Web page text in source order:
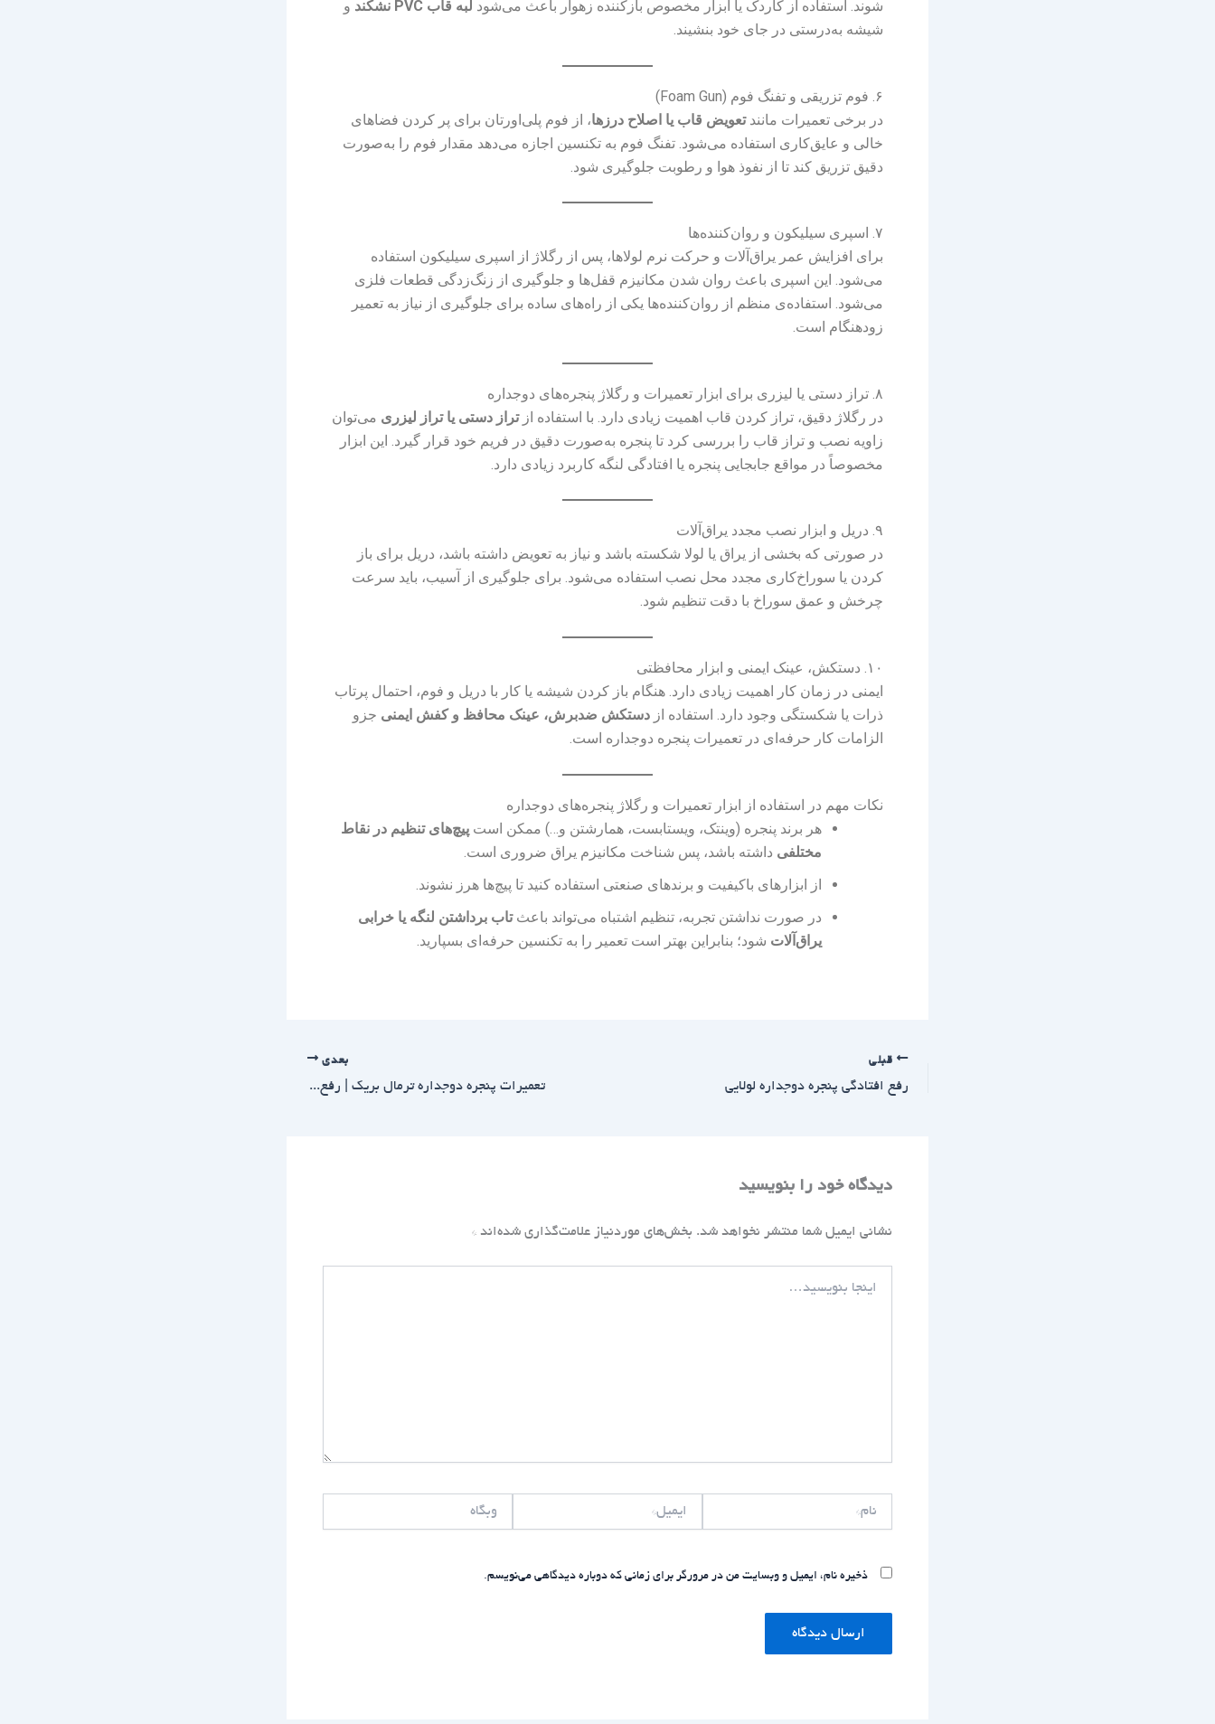
شوند. استفاده از کاردک یا ابزار مخصوص بازکننده زهوار باعث می‌شود لبه قاب PVC نشکند
و
شیشه به‌درستی در جای خود بنشیند.
۶. فوم تزریقی و تفنگ فوم (Foam Gun)
در برخی تعمیرات مانندتعویض قاب یا اصلاح درزها، از فوم پلی‌اورتان برای پر کردن فضاهای
خالی و عایق‌کاری استفاده می‌شود. تفنگ فوم به تکنسین اجازه می‌دهد مقدار فوم را به‌صورت
دقیق تزریق کند تا از نفوذ هوا و رطوبت جلوگیری شود.
۷. اسپری سیلیکون و روان‌کننده‌ها
برای افزایش عمر یراق‌آلات و حرکت نرم لولاها، پس از رگلاژ از اسپری سیلیکون استفاده
می‌شود. این اسپری باعث روان شدن مکانیزم قفل‌ها و جلوگیری از زنگ‌زدگی قطعات فلزی
می‌شود. استفاده‌ی منظم از روان‌کننده‌ها یکی از راه‌های ساده برای جلوگیری از نیاز به تعمیر
زودهنگام است.
۸. تراز دستی یا لیزری برای ابزار تعمیرات و رگلاژ پنجره‌های دوجداره
در رگلاژ دقیق، تراز کردن قاب اهمیت زیادی دارد. با استفاده ازتراز دستی یا تراز لیزری می‌توان
زاویه نصب و تراز قاب را بررسی کرد تا پنجره به‌صورت دقیق در فریم خود قرار گیرد. این ابزار
مخصوصاً در مواقع جابجایی پنجره یا افتادگی لنگه کاربرد زیادی دارد.
۹. دریل و ابزار نصب مجدد یراق‌آلات
در صورتی که بخشی از یراق یا لولا شکسته باشد و نیاز به تعویض داشته باشد، دریل برای باز
کردن یا سوراخ‌کاری مجدد محل نصب استفاده می‌شود. برای جلوگیری از آسیب، باید سرعت
چرخش و عمق سوراخ با دقت تنظیم شود.
۱۰. دستکش، عینک ایمنی و ابزار محافظتی
ایمنی در زمان کار اهمیت زیادی دارد. هنگام باز کردن شیشه یا کار با دریل و فوم، احتمال پرتاب
ذرات یا شکستگی وجود دارد. استفاده از دستکش ضدبرش، عینک محافظ و کفش ایمنی جزو
الزامات کار حرفه‌ای در تعمیرات پنجره دوجداره است.
نکات مهم در استفاده از ابزار تعمیرات و رگلاژ پنجره‌های دوجداره
هر برند پنجره (وینتک، ویستابست، همارشتن و…) ممکن است پیچ‌های تنظیم در نقاط
مختلفی داشته باشد، پس شناخت مکانیزم یراق ضروری است.
از ابزارهای باکیفیت و برندهای صنعتی استفاده کنید تا پیچ‌ها هرز نشوند.
در صورت نداشتن تجربه، تنظیم اشتباه می‌تواند باعثتاب برداشتن لنگه یا خرابی
یراق‌آلات شود؛ بنابراین بهتر است تعمیر را به تکنسین حرفه‌ای بسپارید.
قبلی
رفع افتادگی پنجره دوجداره لولایی
بعدی
تعمیرات پنجره دوجداره ترمال بریک | رفع خرابی و بازدهی حرارتی دوباره
دیدگاه‌ خود را بنویسید
نشانی ایمیل شما منتشر نخواهد شد. بخش‌های موردنیاز علامت‌گذاری شده‌اند *
بنویسید…
ذخیره نام، ایمیل و وبسایت من در مرورگر برای زمانی که دوباره دیدگاهی می‌نویسم.